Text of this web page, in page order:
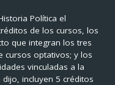
Política el
de los cursos, los
que integran los tres
cursos optativos; y los
vinculadas a la
incluyen 5 créditos